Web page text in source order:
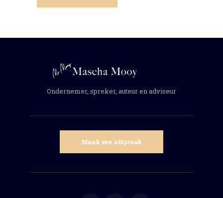
Ondernemer, spreker, auteur en adviseur
Maak een afspraak